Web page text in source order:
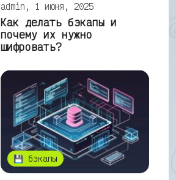
admin, 1 июня, 2025
Как делать бэкапы и
почему их нужно
шифровать?
💾 бэкапы